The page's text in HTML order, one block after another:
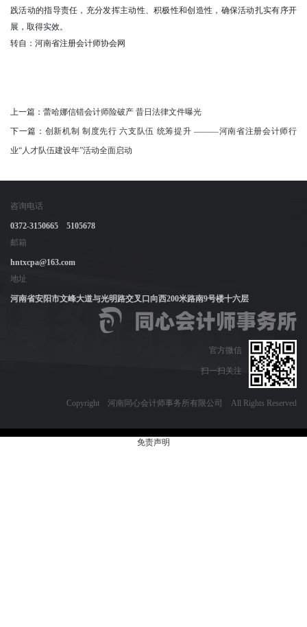
践活动的指导责任，充分发挥主动性、积极性和创造性，确保活动扎实有序开
展，取得实效。
转自：河南省注册会计师协会网
上一篇： 蕾哈娜信错会计师险破产 昔日法律文件曝光
下一篇： 创新机制 制度先行 六支队伍 统筹提升 ———河南省注册会计师行
业“人才队伍建设年”活动全面启动
咨询电话
0372-3150665 5105678
邮箱
hntxcpa@163.com
地址
河南省安阳市文峰大道与光明路交叉口向西200米路南9号楼十六层
官方微信
扫一扫关注
Copyright 河南同心会计师事务所有限公司 All Rights Reserved
免责声明